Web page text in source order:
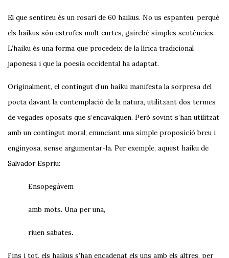
El que sentireu és un rosari de 60 haikus. No us espanteu, perquè
els haikus són estrofes molt curtes, gairebé simples sentències.
L’haiku és una forma que procedeix de la lírica tradicional
japonesa i que la poesia occidental ha adaptat.
Originalment, el contingut d’un haiku manifesta la sorpresa del
poeta davant la contemplació de la natura, utilitzant dos termes
de vegades oposats que s’encavalquen. Però sovint s’han utilitzat
amb un contingut moral, enunciant una simple proposició breu i
enginyosa, sense argumentar-la. Per exemple, aquest haiku de
Salvador Espriu:
Ensopegàvem
amb mots. Una per una,
riuen sabates.
Fins i tot, els haikus s’han encadenat els uns amb els altres, per